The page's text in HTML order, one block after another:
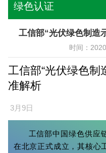
绿色认证
工信部“光伏绿色制造
时间：
工信部“光伏绿色制
准解析
3月9日
工信部中国绿色供应
在北京正式成立，其核心